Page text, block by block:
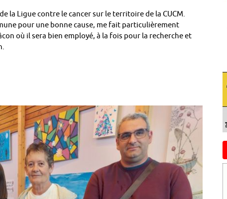
la Ligue contre le cancer sur le territoire de la CUCM.
pour une bonne cause, me fait particulièrement
où il sera bien employé, à la fois pour la recherche et